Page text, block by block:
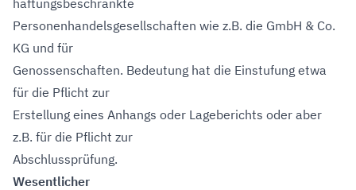
haftungsbeschränkte
Personenhandelsgesellschaften wie z.B. die GmbH & Co.
KG und für
Genossenschaften. Bedeutung hat die Einstufung etwa
für die Pflicht zur
Erstellung eines Anhangs oder Lageberichts oder aber
z.B. für die Pflicht zur
Abschlussprüfung.
Wesentlicher